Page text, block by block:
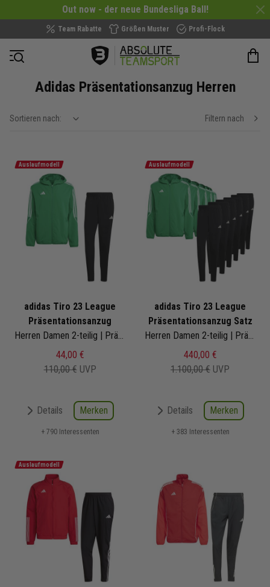
Out now - der neue Bundesliga Ball!
Team Rabatte Größen Muster Profi-Flock
Navigation öffnen
Adidas Präsentationsanzug Herren
Sortieren nach: show filteroptions Filtern nach
Auslaufmodell
adidas Tiro 23 League
Präsentationsanzug
44,00 €
110,00 € UVP
Details Merken
+ 790 Interessenten
Auslaufmodell
adidas Tiro 23 League
Präsentationsanzug Satz
440,00 €
1.100,00 € UVP
Details Merken
+ 383 Interessenten
Auslaufmodell